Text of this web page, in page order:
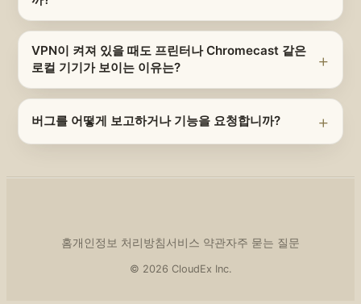
VPN이 켜져 있을 때도 프린터나 Chromecast 같은
로컬 기기가 보이는 이유는?
버그를 어떻게 보고하거나 기능을 요청합니까?
홈개인정보 처리방침서비스 약관자주 묻는 질문
© 2026 CloudEx Inc.